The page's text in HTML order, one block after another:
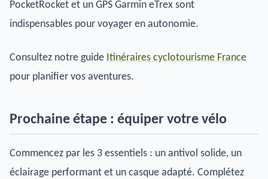
PocketRocket et un GPS Garmin eTrex sont
indispensables pour voyager en autonomie.
Consultez notre guide Itinéraires cyclotourisme France
pour planifier vos aventures.
Prochaine étape : équiper votre vélo
Commencez par les 3 essentiels : un antivol solide, un
éclairage performant et un casque adapté. Complétez